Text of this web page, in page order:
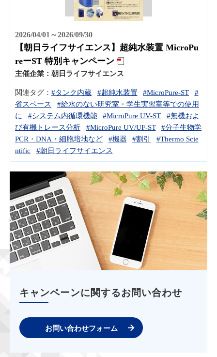
2026/04/01～2026/09/30
【朝日ライフサイエンス】超純水装置 MicroPu
reーST 特別キャンペーン
主催企業： 朝日ライフサイエンス
関連タグ： #タンク内蔵 #超純水装置 #MicroPure-ST
#
省スペース
#給水のない研究室・学生実習室等での使用
に
#システム内循環機能 #MicroPure UV-ST
#無機およ
び有機トレース分析
#MicroPure UV/UF-ST
#分子生物学
PCR・DNA・細胞培地など
#機器 #割引
#Thermo Scie
ntific
#朝日ライフサイエンス
キャンペーンに関するお問い合わせ
お問い合わせフォーム